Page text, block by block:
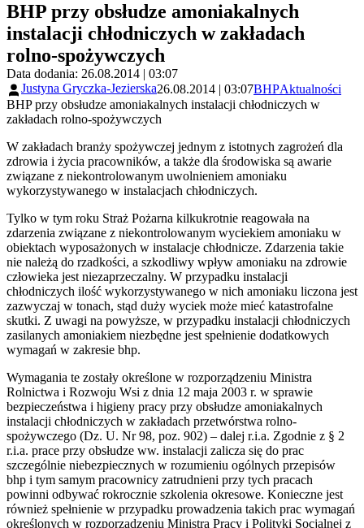
BHP przy obsłudze amoniakalnych
instalacji chłodniczych w zakładach
rolno-spożywczych
Data dodania: 26.08.2014 | 03:07
Justyna Gryczka-Jezierska26.08.2014 | 03:07BHPAktualności
BHP przy obsłudze amoniakalnych instalacji chłodniczych w
zakładach rolno-spożywczych
W zakładach branży spożywczej jednym z istotnych zagrożeń dla
zdrowia i życia pracowników, a także dla środowiska są awarie
związane z niekontrolowanym uwolnieniem amoniaku
wykorzystywanego w instalacjach chłodniczych.
Tylko w tym roku Straż Pożarna kilkukrotnie reagowała na
zdarzenia związane z niekontrolowanym wyciekiem amoniaku w
obiektach wyposażonych w instalacje chłodnicze. Zdarzenia takie
nie należą do rzadkości, a szkodliwy wpływ amoniaku na zdrowie
człowieka jest niezaprzeczalny. W przypadku instalacji
chłodniczych ilość wykorzystywanego w nich amoniaku liczona jest
zazwyczaj w tonach, stąd duży wyciek może mieć katastrofalne
skutki. Z uwagi na powyższe, w przypadku instalacji chłodniczych
zasilanych amoniakiem niezbędne jest spełnienie dodatkowych
wymagań w zakresie bhp.
Wymagania te zostały określone w rozporządzeniu Ministra
Rolnictwa i Rozwoju Wsi z dnia 12 maja 2003 r. w sprawie
bezpieczeństwa i higieny pracy przy obsłudze amoniakalnych
instalacji chłodniczych w zakładach przetwórstwa rolno-
spożywczego (Dz. U. Nr 98, poz. 902) – dalej r.i.a. Zgodnie z § 2
r.i.a. prace przy obsłudze ww. instalacji zalicza się do prac
szczególnie niebezpiecznych w rozumieniu ogólnych przepisów
bhp i tym samym pracownicy zatrudnieni przy tych pracach
powinni odbywać rokrocznie szkolenia okresowe. Konieczne jest
również spełnienie w przypadku prowadzenia takich prac wymagań
określonych w rozporządzeniu Ministra Pracy i Polityki Socjalnej z